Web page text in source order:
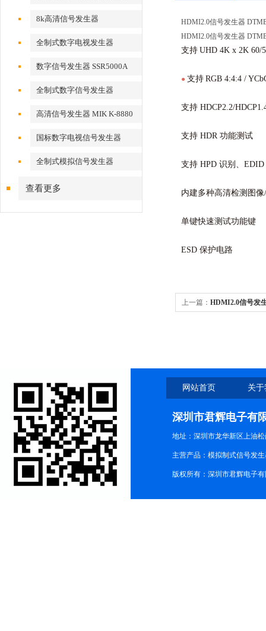
8k高清信号发生器
全制式数字电视发生器
数字信号发生器 SSR5000A
全制式数字信号发生器
MSD5000A
高清信号发生器 MIK K-8880
国标数字电视信号发生器
全制式模拟信号发生器
查看更多
HDMI2.0信号发生器
HDMI2.0信号发生器
支持 UHD 4K x 2K 60/
● 支持 RGB 4:4:4 /
支持 HDCP2.2/
支持 HDR 功能测试
支持 HPD 识别、EDID
内建多种高清检测图
单键快速测试功能键
ESD 保护电路
上一篇： HDMI2.0信号发
网站首页 关
深圳市君辉电子有
地址：深圳市龙华新区上油松
主营产品：模拟制式信号发
版权所有：深圳市君辉电子